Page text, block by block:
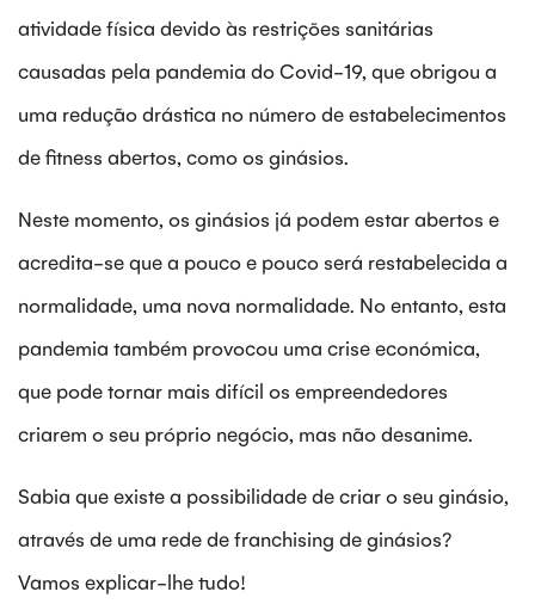
atividade física devido às restrições sanitárias
causadas pela pandemia do Covid-19, que obrigou a
uma redução drástica no número de estabelecimentos
de fitness abertos, como os ginásios.
Neste momento, os ginásios já podem estar abertos e
acredita-se que a pouco e pouco será restabelecida a
normalidade, uma nova normalidade. No entanto, esta
pandemia também provocou uma crise económica,
que pode tornar mais difícil os empreendedores
criarem o seu próprio negócio, mas não desanime.
Sabia que existe a possibilidade de criar o seu ginásio,
através de uma rede de franchising de ginásios?
Vamos explicar-lhe tudo!